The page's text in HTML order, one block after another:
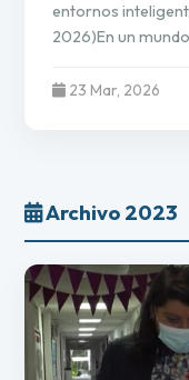
entornos
2026)En un
23 Mar, 2026
Archivo 2023